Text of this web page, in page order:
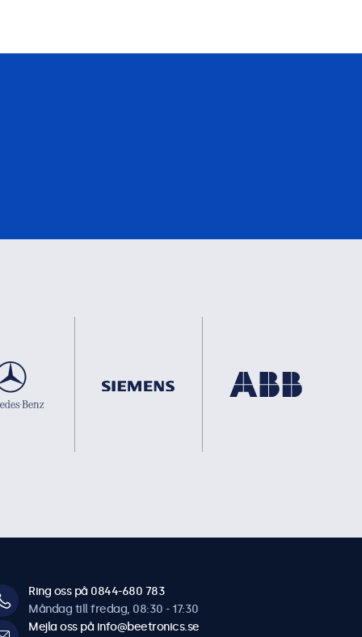
Ring oss på 0844-680 783
Måndag till fredag, 08:30 - 17:30
Mejla oss på info@beetronics.se